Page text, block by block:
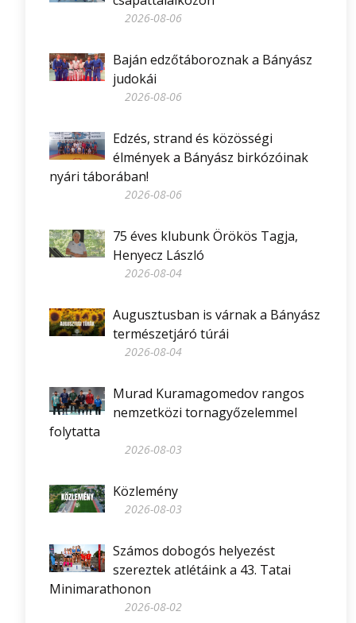
2026-08-06
Baján edzőtáboroznak a Bányász
judokái
2026-08-06
Edzés, strand és közösségi
élmények a Bányász birkózóinak
nyári táborában!
2026-08-06
75 éves klubunk Örökös Tagja,
Henyecz László
2026-08-04
Augusztusban is várnak a Bányász
természetjáró túrái
2026-08-04
Murad Kuramagomedov rangos
nemzetközi tornagyőzelemmel
folytatta
2026-08-03
Közlemény
2026-08-03
Számos dobogós helyezést
szereztek atlétáink a 43. Tatai
Minimarathonon
2026-08-02